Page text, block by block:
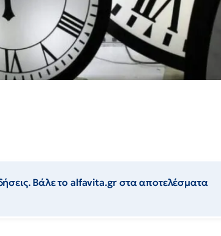
Βάλε το alfavita.gr στα αποτελέσματα